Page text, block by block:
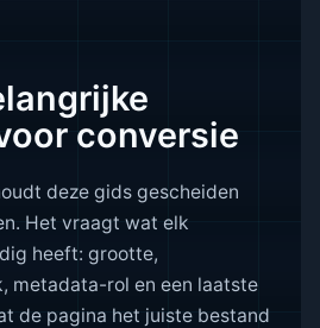
conversie
deze gids gescheiden
Het vraagt wat elk
heeft: grootte,
metadata-rol en een laatste
de pagina het juiste bestand